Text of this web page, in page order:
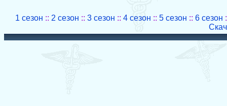
1 сезон :: 2 сезон :: 3 сезон :: 4 сезон :: 5 сезон :: 6 сезон